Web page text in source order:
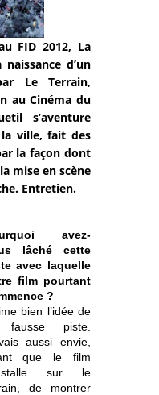
FID 2012, La
d’un
Le Terrain,
au Cinéma du
s’aventure
ville, fait des
la façon dont
mise en scène
Entretien.
avez-
lâché cette
avec laquelle
film pourtant
?
bien l’idée de
piste.
aussi envie,
que le film
sur le
de montrer